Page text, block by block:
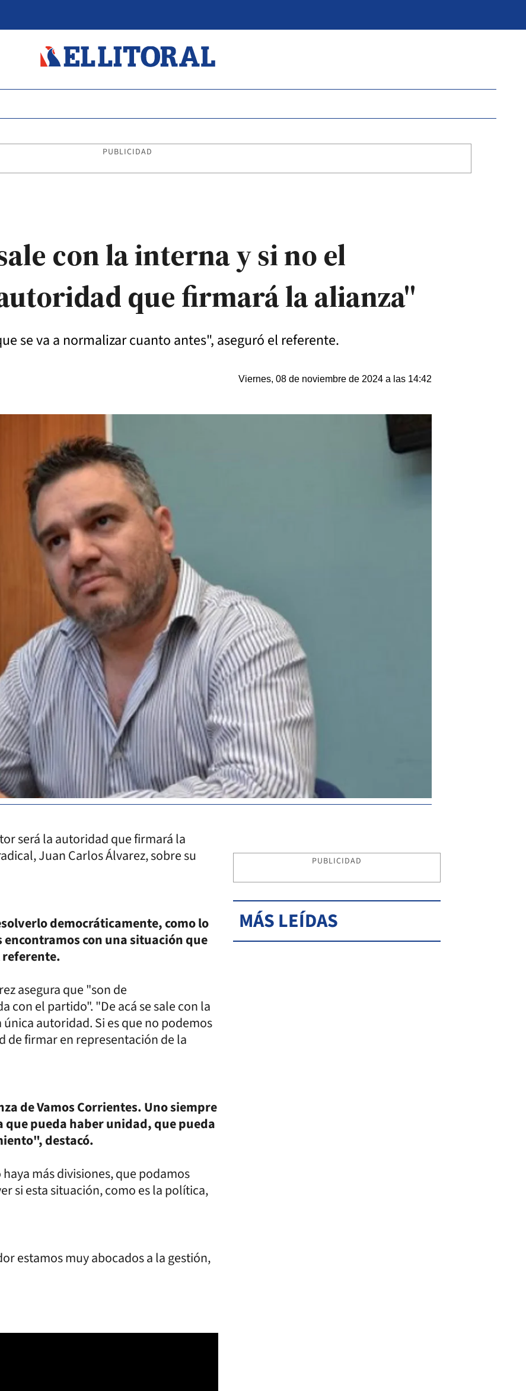
PUBLICIDAD
con la interna y si no el
que firmará la alianza"
se va a normalizar cuanto antes", aseguró el referente.
Viernes, 08 de noviembre de 2024 a las 14:42
será la autoridad que firmará la
Juan Carlos Álvarez, sobre su
democráticamente, como lo
con una situación que
referente.
asegura que "son de
con el partido". "De acá se sale con la
autoridad. Si es que no podemos
de firmar en representación de la
de Vamos Corrientes. Uno siempre
pueda haber unidad, que pueda
destacó.
más divisiones, que podamos
si esta situación, como es la política,
estamos muy abocados a la gestión,
PUBLICIDAD
MÁS LEÍDAS